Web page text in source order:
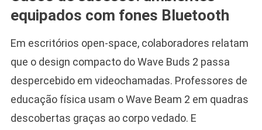
equipados com fones Bluetooth
Em escritórios open-space, colaboradores relatam
que o design compacto do Wave Buds 2 passa
despercebido em videochamadas. Professores de
educação física usam o Wave Beam 2 em quadras
descobertas graças ao corpo vedado. E